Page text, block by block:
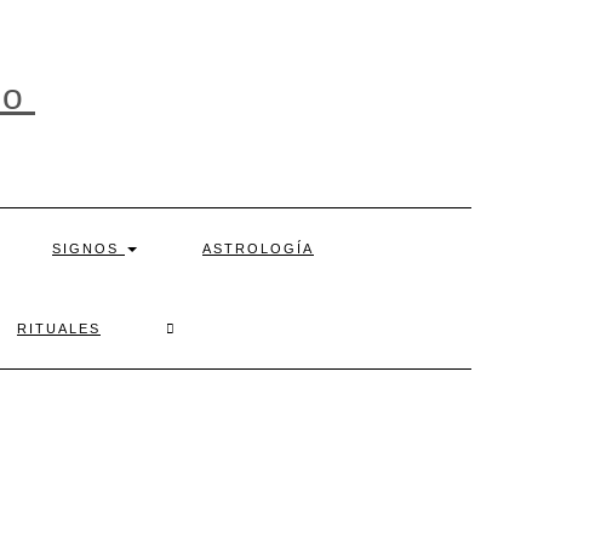
SIGNOS ASTROLOGÍA
RITUALES